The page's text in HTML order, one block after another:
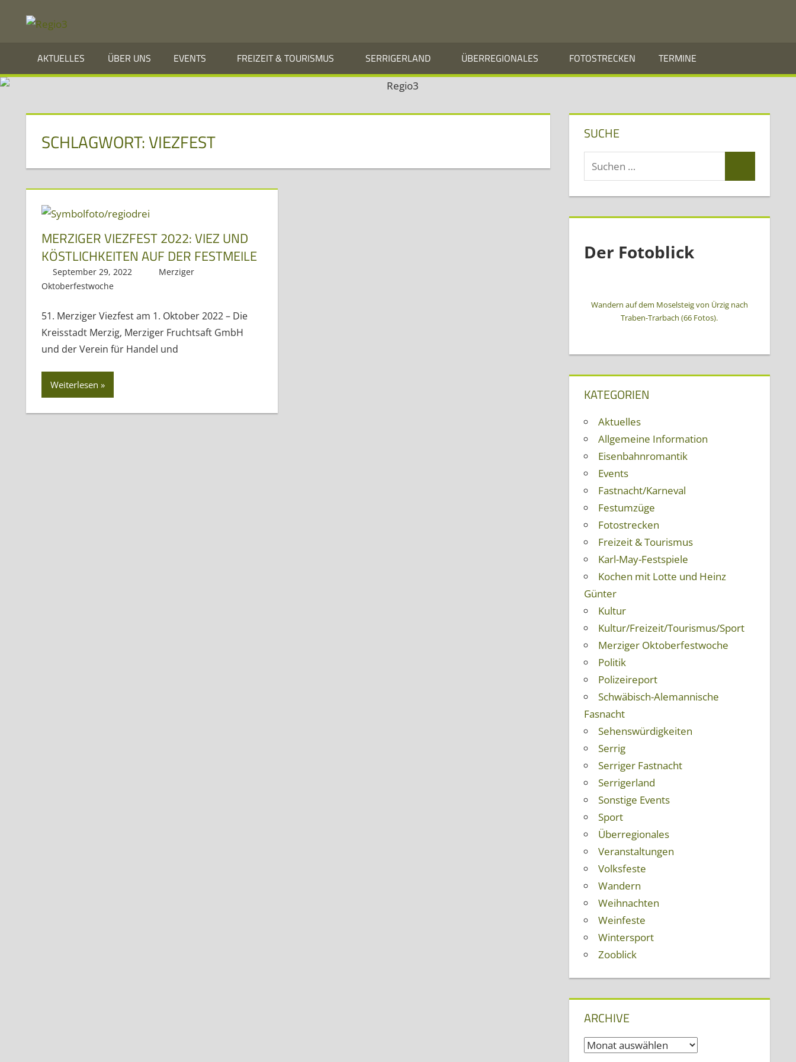
Informationen
über
Region
und
Saar
im
Dreiländereck
AKTUELLES ÜBER UNS EVENTS FREIZEIT & TOURISMUS SERRIGERLAND ÜBERREGIONALES FOTOSTRECKEN TERMINE
SCHLAGWORT:VIEZFEST
MERZIGER VIEZFEST 2022: VIEZ UND
KÖSTLICHKEITEN AUF DER FESTMEILE
September 29, 2022 Regio3
Merziger
Oktoberfestwoche
51. Merziger Viezfest am 1. Oktober 2022 – Die
Kreisstadt Merzig, Merziger Fruchtsaft GmbH
und der Verein für Handel und
Weiterlesen
SUCHE
Suchen
nach:
Der Fotoblick
Wandern auf dem Moselsteig von Ürzig nach
Traben-Trarbach (66 Fotos).
KATEGORIEN
Aktuelles
Allgemeine Information
Eisenbahnromantik
Events
Fastnacht/Karneval
Festumzüge
Fotostrecken
Freizeit & Tourismus
Karl-May-Festspiele
Kochen mit Lotte und Heinz
Günter
Kultur
Kultur/Freizeit/Tourismus/Sport
Merziger Oktoberfestwoche
Politik
Polizeireport
Schwäbisch-Alemannische
Fasnacht
Sehenswürdigkeiten
Serrig
Serriger Fastnacht
Serrigerland
Sonstige Events
Sport
Überregionales
Veranstaltungen
Volksfeste
Wandern
Weihnachten
Weinfeste
Wintersport
Zooblick
ARCHIVE
Archive